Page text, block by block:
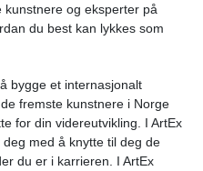
og eksperter på
du best kan lykkes som
bygge et internasjonalt
fremste kunstnere i Norge
for din videreutvikling. I ArtEx
med å knytte til deg de
du er i karrieren. I ArtEx